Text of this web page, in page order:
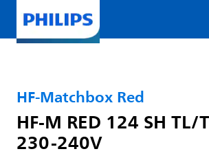
HF-Matchbox Red
HF-M RED 124 SH TL/
230-240V